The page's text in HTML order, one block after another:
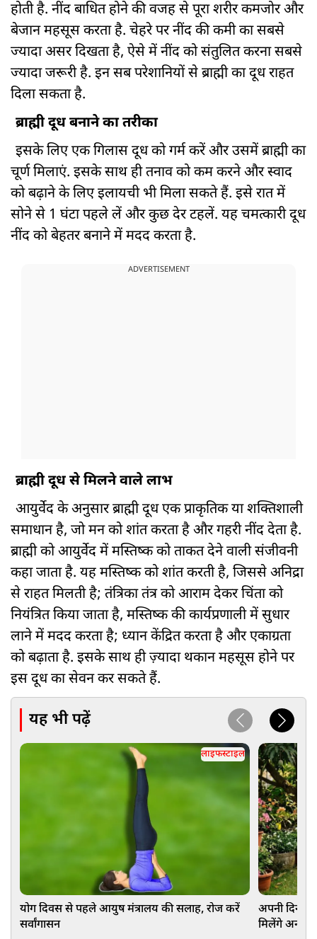
होती है. नींद बाधित होने की वजह से पूरा शरीर कमजोर और
बेजान महसूस करता है. चेहरे पर नींद की कमी का सबसे
ज्यादा असर दिखता है, ऐसे में नींद को संतुलित करना सबसे
ज्यादा जरूरी है. इन सब परेशानियों से ब्राह्मी का दूध राहत
दिला सकता है.
ब्राह्मी दूध बनाने का तरीका
इसके लिए एक गिलास दूध को गर्म करें और उसमें ब्राह्मी का
चूर्ण मिलाएं. इसके साथ ही तनाव को कम करने और स्वाद
को बढ़ाने के लिए इलायची भी मिला सकते हैं. इसे रात में
सोने से 1 घंटा पहले लें और कुछ देर टहलें. यह चमत्कारी दूध
नींद को बेहतर बनाने में मदद करता है.
ADVERTISEMENT
ब्राह्मी दूध से मिलने वाले लाभ
आयुर्वेद के अनुसार ब्राह्मी दूध एक प्राकृतिक या शक्तिशाली
समाधान है, जो मन को शांत करता है और गहरी नींद देता है.
ब्राह्मी को आयुर्वेद में मस्तिष्क को ताकत देने वाली संजीवनी
कहा जाता है. यह मस्तिष्क को शांत करती है, जिससे अनिद्रा
से राहत मिलती है; तंत्रिका तंत्र को आराम देकर चिंता को
नियंत्रित किया जाता है, मस्तिष्क की कार्यप्रणाली में सुधार
लाने में मदद करता है; ध्यान केंद्रित करता है और एकाग्रता
को बढ़ाता है. इसके साथ ही ज़्यादा थकान महसूस होने पर
इस दूध का सेवन कर सकते हैं.
यह भी पढ़ें
लाइफस्टाइल
योग दिवस से पहले आयुष मंत्रालय की सलाह, रोज करें
सर्वांगासन
अपनी
मिलेंगे